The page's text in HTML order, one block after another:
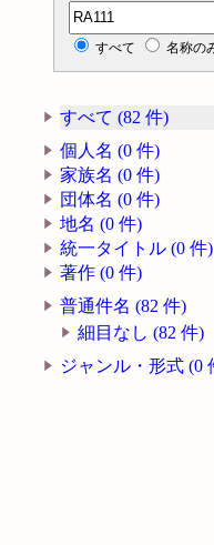
分類記号検索
すべて 名称の
すべて (82 件)
個人名 (0 件)
家族名 (0 件)
団体名 (0 件)
地名 (0 件)
統一タイトル (0 件)
著作 (0 件)
普通件名 (82 件)
細目なし (82 件)
ジャンル・形式 (0